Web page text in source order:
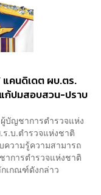
แคนดิเดต ผบ.ตร.
ก้ปมสอบสวน-ปราบ
บัญชาการตำรวจแห่ง
.บ.ตำรวจแห่งชาติ
ความรู้ความสามารถ
าการตำรวจแห่งชาติ
เกณฑ์ดังกล่าว